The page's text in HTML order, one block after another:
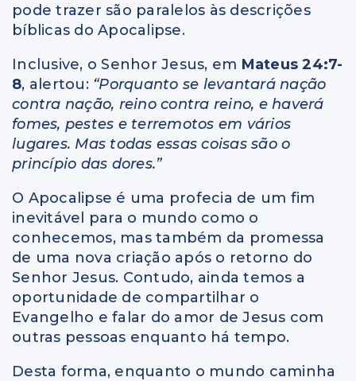
pode trazer são paralelos às descrições
bíblicas do Apocalipse.
Inclusive, o Senhor Jesus, em Mateus 24:7-
8, alertou: “Porquanto se levantará nação
contra nação, reino contra reino, e haverá
fomes, pestes e terremotos em vários
lugares. Mas todas essas coisas são o
princípio das dores.”
O Apocalipse é uma profecia de um fim
inevitável para o mundo como o
conhecemos, mas também da promessa
de uma nova criação após o retorno do
Senhor Jesus. Contudo, ainda temos a
oportunidade de compartilhar o
Evangelho e falar do amor de Jesus com
outras pessoas enquanto há tempo.
Desta forma, enquanto o mundo caminha